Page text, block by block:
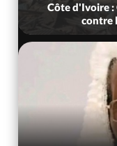
Côte d'Ivoire
contre